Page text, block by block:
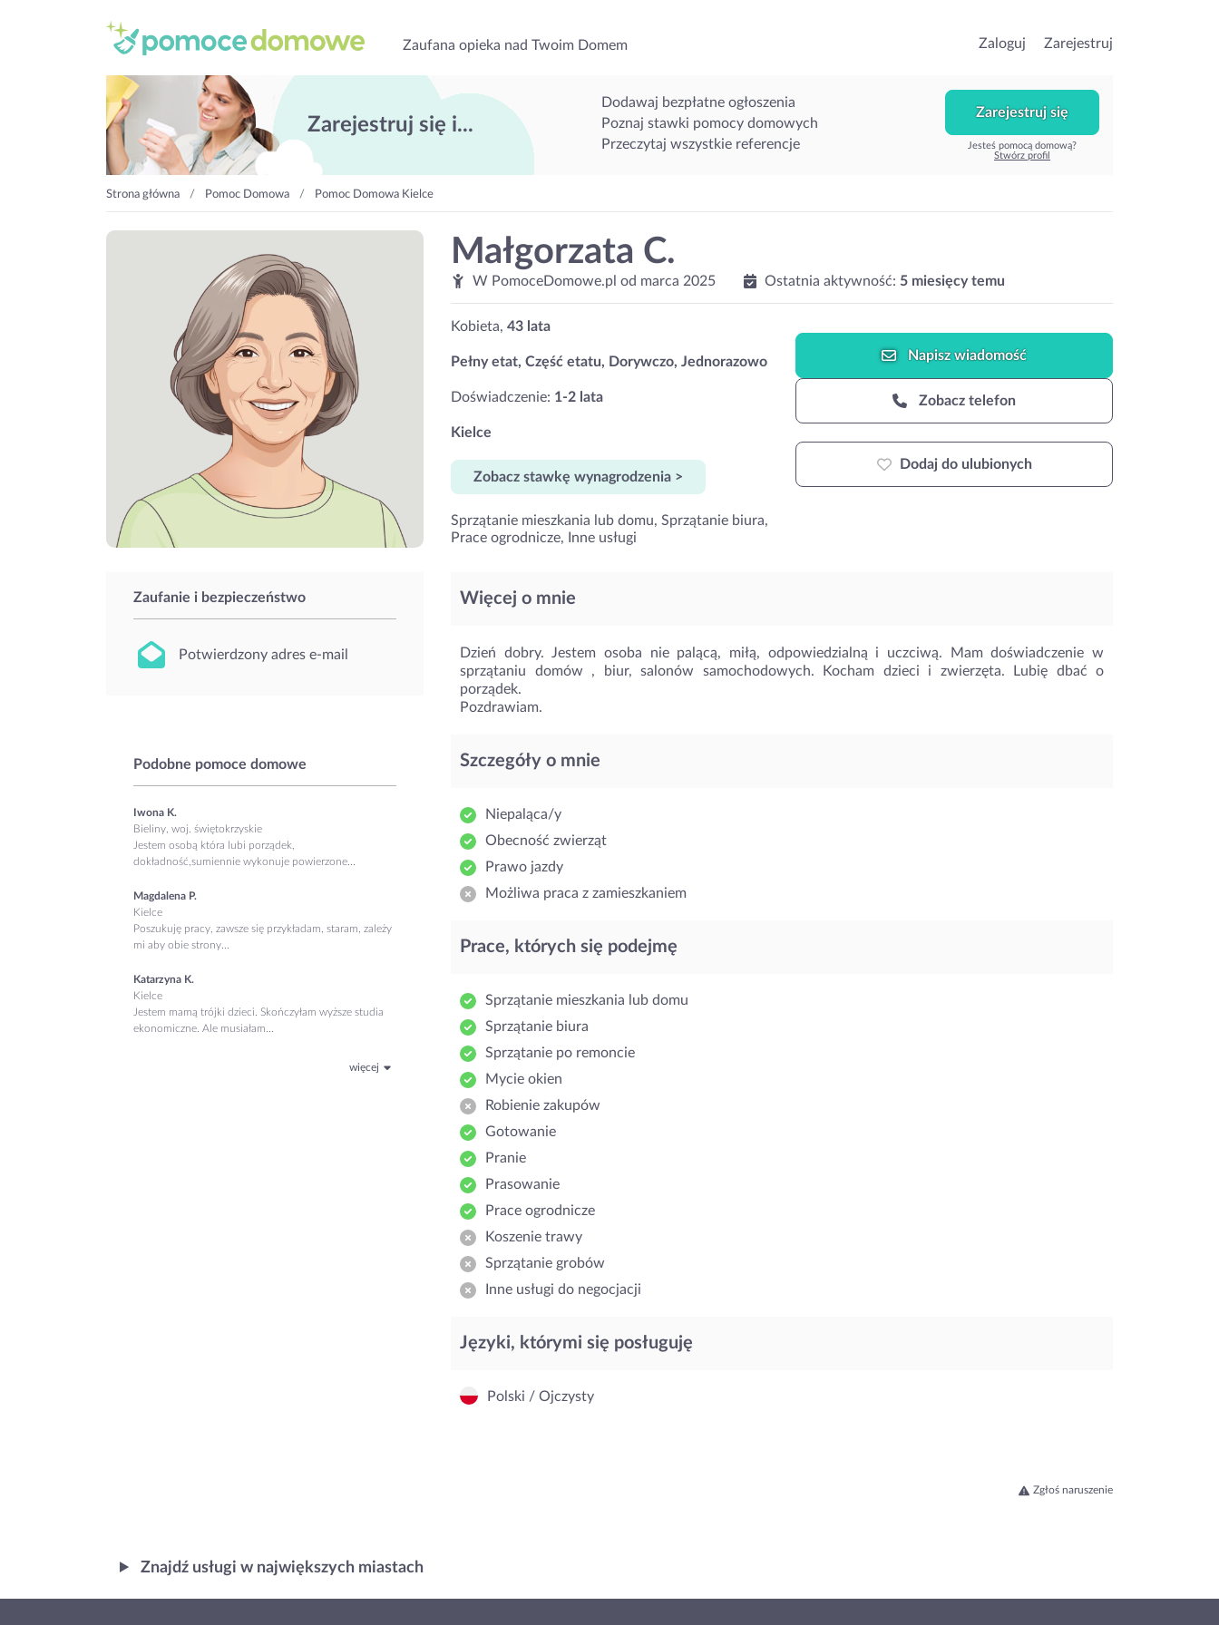
Zaufana opieka nad Twoim Domem Zaloguj Zarejestruj
Zarejestruj się i...
Dodawaj bezpłatne ogłoszenia
Poznaj stawki pomocy domowych
Przeczytaj wszystkie referencje
Zarejestruj się
Jesteś pomocą domową?
Stwórz profil
Strona główna Pomoc Domowa Pomoc Domowa Kielce
Małgorzata C.
W PomoceDomowe.pl od marca 2025 Ostatnia aktywność: 5 miesięcy temu
Kobieta, 43 lata
Pełny etat, Część etatu, Dorywczo, Jednorazowo
Doświadczenie: 1-2 lata
Kielce
Zobacz stawkę wynagrodzenia >
Sprzątanie mieszkania lub domu, Sprzątanie biura,
Prace ogrodnicze, Inne usługi
Napiszwiadomość
Zobacz telefon
Dodaj do ulubionych
Zaufanie i bezpieczeństwo
Potwierdzony adres e-mail
Podobne pomoce domowe
Iwona K.
Bieliny, woj. świętokrzyskie
Jestem osobą która lubi porządek,
dokładność,sumiennie wykonuje powierzone...
Magdalena P.
Kielce
Poszukuję pracy, zawsze się przykładam, staram, zależy
mi aby obie strony...
Katarzyna K.
Kielce
Jestem mamą trójki dzieci. Skończyłam wyższe studia
ekonomiczne. Ale musiałam...
więcej
Więcej o mnie
Dzień dobry. Jestem osoba nie palącą, miłą, odpowiedzialną i uczciwą. Mam doświadczenie w
sprzątaniu domów , biur, salonów samochodowych. Kocham dzieci i zwierzęta. Lubię dbać o
porządek.
Pozdrawiam.
Szczegóły o mnie
Niepaląca/y
Obecność zwierząt
Prawo jazdy
Możliwa praca z zamieszkaniem
Prace, których się podejmę
Sprzątanie mieszkania lub domu
Sprzątanie biura
Sprzątanie po remoncie
Mycie okien
Robienie zakupów
Gotowanie
Pranie
Prasowanie
Prace ogrodnicze
Koszenie trawy
Sprzątanie grobów
Inne usługi do negocjacji
Języki, którymi się posługuję
Polski / Ojczysty
Zgłoś naruszenie
Znajdź usługi w największych miastach